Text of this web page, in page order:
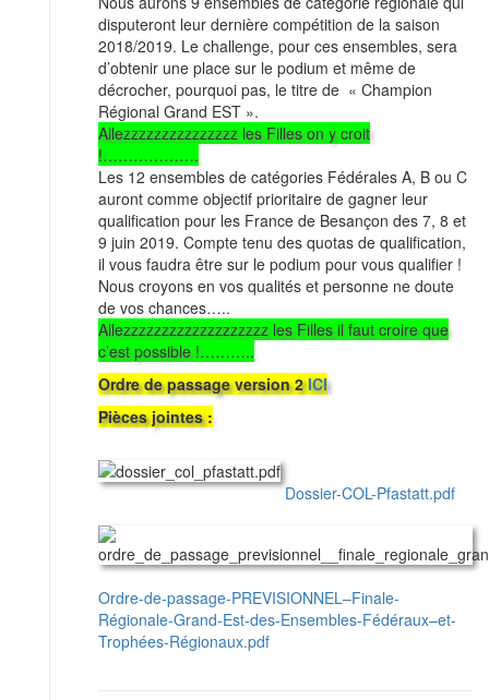
disputeront leur dernière compétition de la saison
2018/2019. Le challenge, pour ces ensembles, sera
d’obtenir une place sur le podium et même de
décrocher, pourquoi pas, le titre de « Champion
Régional Grand EST ».
Allezzzzzzzzzzzzzzz les Filles on y croit
!……………….
Les 12 ensembles de catégories Fédérales A, B ou C
auront comme objectif prioritaire de gagner leur
qualification pour les France de Besançon des 7, 8 et
9 juin 2019. Compte tenu des quotas de qualification,
il vous faudra être sur le podium pour vous qualifier !
Nous croyons en vos qualités et personne ne doute
de vos chances…..
Allezzzzzzzzzzzzzzzzzzz les Filles il faut croire que
c’est possible !………..
Ordre de passage version 2ICI
Pièces jointes :
Dossier-COL-Pfastatt.pdf
Ordre-de-passage-PREVISIONNEL–Finale-
Régionale-Grand-Est-des-Ensembles-Fédéraux–et-
Trophées-Régionaux.pdf